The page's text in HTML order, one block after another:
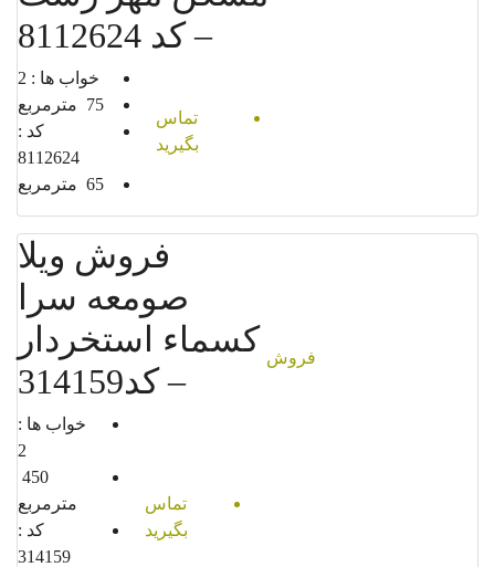
– کد 8112624
تماس
بگیرید
خواب ها : 2
75 مترمربع
کد :
8112624
65 مترمربع
فروش
فروش ویلا
صومعه سرا
کسماء استخردار
– کد314159
تماس
بگیرید
خواب ها :
450
مترمربع
کد :
314159